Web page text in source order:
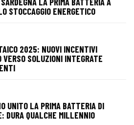
STOCCAGGIO ENERGETICO
2025: NUOVI INCENTIVI
VERSO SOLUZIONI INTEGRATE
UNITO LA PRIMA BATTERIA DI
DURA QUALCHE MILLENNIO